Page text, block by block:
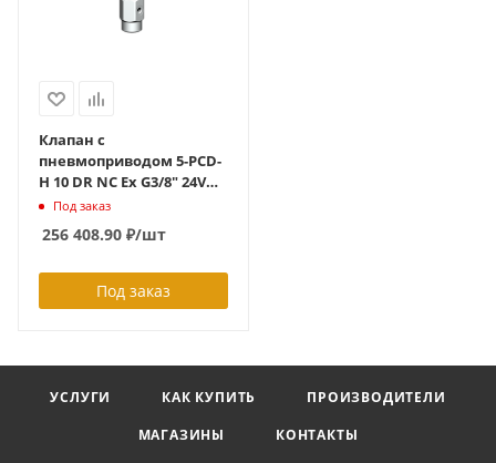
Клапан с
пневмоприводом 5-PCD-
H 10 DR NC Ex G3/8" 24VDC
via Ex-pilot valve 0-500бар
+40С,нерж.ст.,5/2 way Ex
спец. уплотнения ID
Под заказ
256 408.90 ₽/шт
Под заказ
УСЛУГИ КАК КУПИТЬ
ПРОИЗВОДИТЕЛИ
МАГАЗИНЫ
КОНТАКТЫ